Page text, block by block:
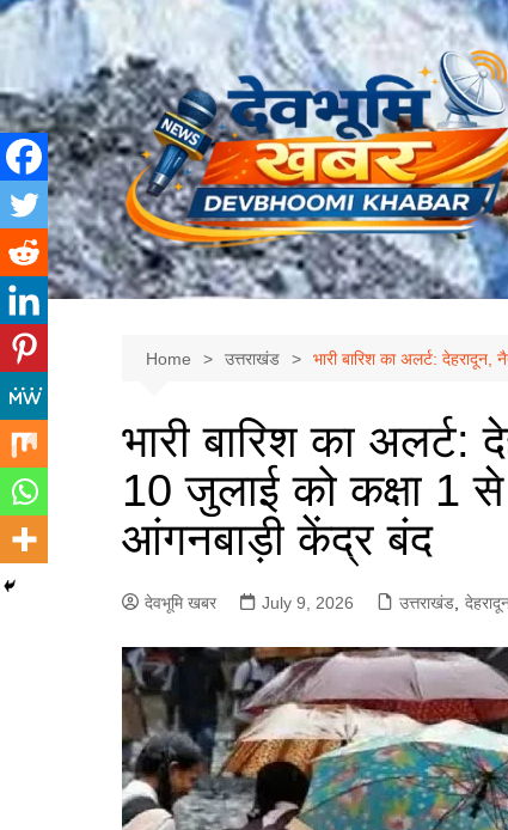
Skip
Home उत्तराखंड भारी बारिश का अलर्ट:
भारी बारिश का अलर्ट:
10 जुलाई को कक्षा
आंगनबाड़ी केंद्र बंद
देवभूमि खबर July 9, 2026 उत्तराखंड